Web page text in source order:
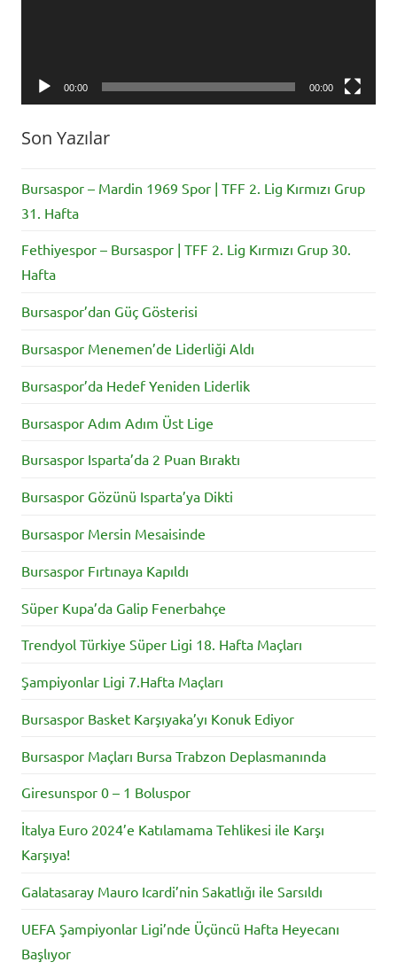
00:00 00:00
Son Yazılar
Bursaspor – Mardin 1969 Spor | TFF 2. Lig Kırmızı Grup
31. Hafta
Fethiyespor – Bursaspor | TFF 2. Lig Kırmızı Grup 30.
Hafta
Bursaspor’dan Güç Gösterisi
Bursaspor Menemen’de Liderliği Aldı
Bursaspor’da Hedef Yeniden Liderlik
Bursaspor Adım Adım Üst Lige
Bursaspor Isparta’da 2 Puan Bıraktı
Bursaspor Gözünü Isparta’ya Dikti
Bursaspor Mersin Mesaisinde
Bursaspor Fırtınaya Kapıldı
Süper Kupa’da Galip Fenerbahçe
Trendyol Türkiye Süper Ligi 18. Hafta Maçları
Şampiyonlar Ligi 7.Hafta Maçları
Bursaspor Basket Karşıyaka’yı Konuk Ediyor
Bursaspor Maçları Bursa Trabzon Deplasmanında
Giresunspor 0 – 1 Boluspor
İtalya Euro 2024’e Katılamama Tehlikesi ile Karşı
Karşıya!
Galatasaray Mauro Icardi’nin Sakatlığı ile Sarsıldı
UEFA Şampiyonlar Ligi’nde Üçüncü Hafta Heyecanı
Başlıyor